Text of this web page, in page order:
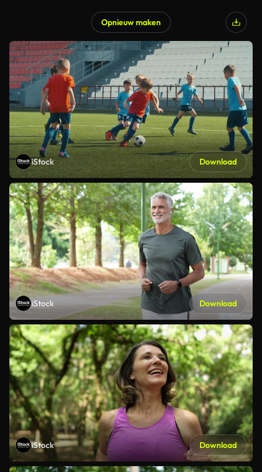
Opnieuw maken
iStock Download
iStock Download
iStock Download